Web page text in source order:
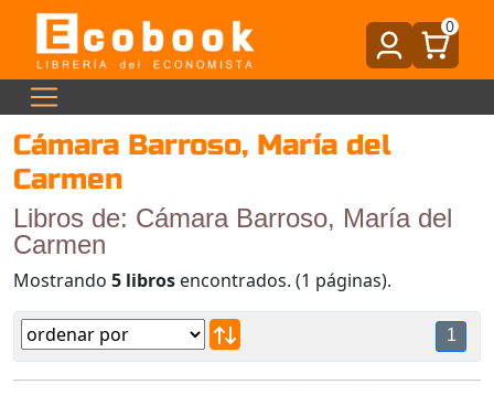
0
Cámara Barroso, María del
Carmen
Libros de: Cámara Barroso, María del
Carmen
Mostrando 5 libros encontrados. (1 páginas).
1